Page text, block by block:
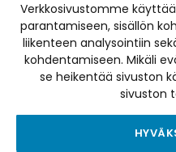
Verkkosivustomme
parantamiseen, sisällön
liikenteen analysointiin
kohdentamiseen. Mikäli
se heikentää sivuston
sivuston
+358